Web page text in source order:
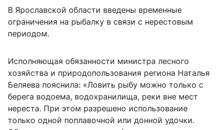
В Ярославской области введены временные
ограничения на рыбалку в связи с нерестовым
периодом.
Исполняющая обязанности министра лесного
хозяйства и природопользования региона Наталья
Беляева пояснила: «Ловить рыбу можно только с
берега водоема, водохранилища, реки вне мест
нереста. При этом разрешено использование
только одной поплавочной или донной удочки.